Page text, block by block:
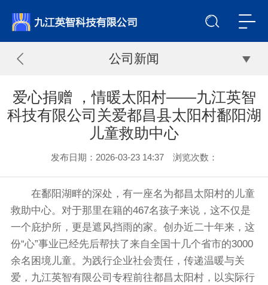
公司新闻
爱心捐赠 ，情暖太阳村——九江英智
科技有限公司关爱都昌县太阳村鄱阳湖
儿童救助中心
发布日期：2026-03-23 14:37 浏览次数：
在鄱阳湖畔的深处，有一座名为都昌太阳村的儿童
救助中心。对于那里在籍的467名孩子来说，这不仅是
一个庇护所，更是遮风挡雨的家。创办近二十年来，这
份“心”事业已经先后帮扶了来自全国十几个省市的3000
余名困境儿童。为践行企业社会责任，传递温暖与关
爱，九江英智有限公司专程前往都昌太阳村，以实际行